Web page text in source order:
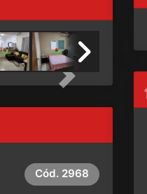
Next
Cód. 2968